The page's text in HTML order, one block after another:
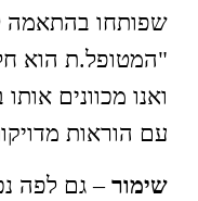
שפותחו בהתאמה
"המטופל.ת הוא
ואנו מכוונים
עם הוראות
שימור– גם לפה